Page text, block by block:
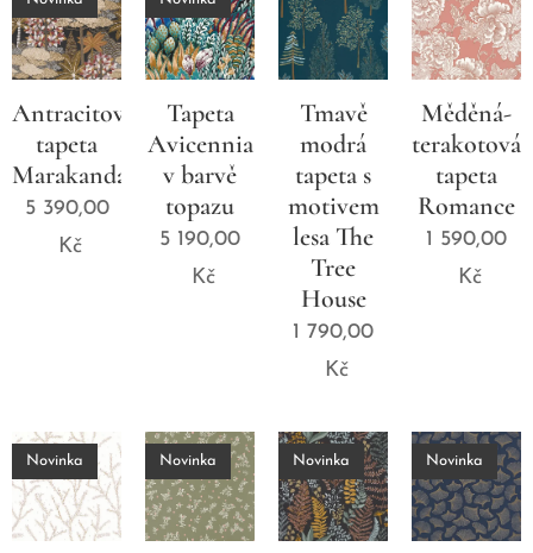
Antracitová
tapeta
Marakanda
5 390,00
Kč
Tapeta
Avicennia
v barvě
topazu
5 190,00
Kč
Tmavě
modrá
tapeta s
motivem
lesa The
Tree
House
1 790,00
Kč
Měděná-
terakotová
tapeta
Romance
1 590,00
Kč
Novinka Novinka Novinka Novinka